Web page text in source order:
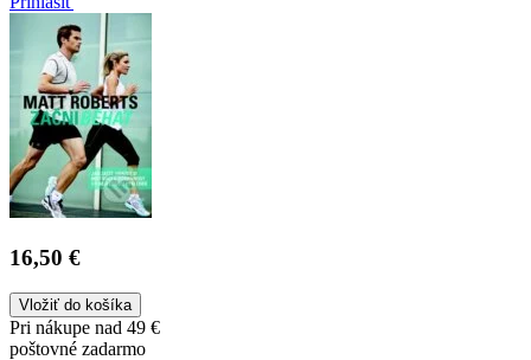
16,50 €
Vložiť do košíka
Pri nákupe nad 49 €
poštovné zadarmo